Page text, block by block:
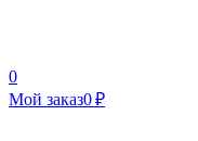
0
Мой заказ0 ₽